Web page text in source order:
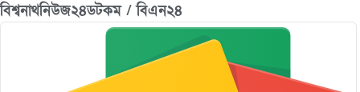
বিশ্বনাথনিউজ২৪ডটকম / বিএন২৪